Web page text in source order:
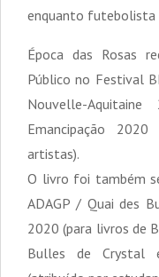
enquanto futebolista
Época das Rosas
Público no Festival
Nouvelle-
Emancipação
artistas).
O livro foi também
ADAGP / Quai des
2020 (para livros de
Bulles de Crystal